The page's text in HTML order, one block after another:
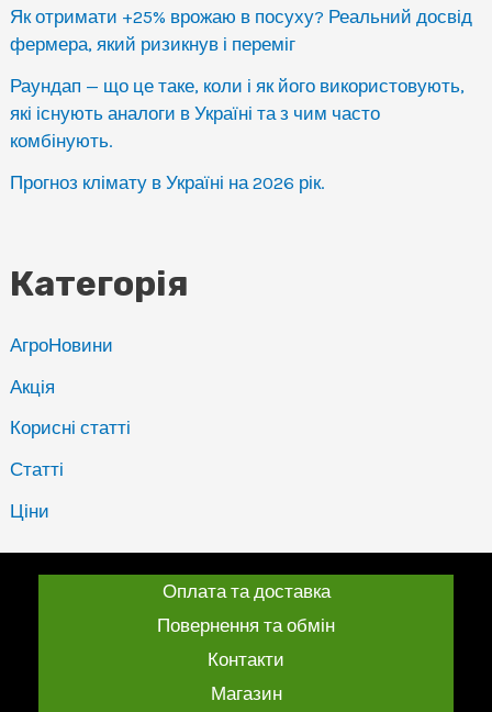
Як отримати +25% врожаю в посуху? Реальний досвід
фермера, який ризикнув і переміг
Раундап — що це таке, коли і як його використовують,
які існують аналоги в Україні та з чим часто
комбінують.
Прогноз клімату в Україні на 2026 рік.
Категорія
АгроНовини
Акція
Корисні статті
Статті
Ціни
Оплата та доставка
Повернення та обмін
Контакти
Магазин